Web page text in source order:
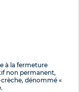
à la fermeture
non permanent,
dénommé «